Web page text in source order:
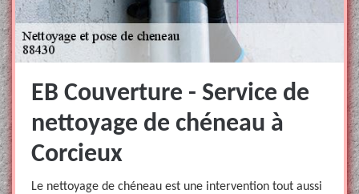
EB Couverture - Service de
nettoyage de chéneau à
Corcieux
Le nettoyage de chéneau est une intervention tout aussi